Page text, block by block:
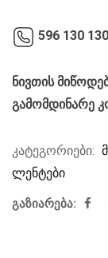
596 130
ნივთის
გამომდინარე
კატეგორიები:
ლენტები
გაზიარება: